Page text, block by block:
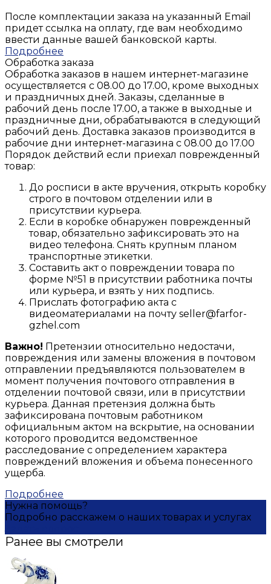
После комплектации заказа на указанный Email
придет ссылка на оплату, где вам необходимо
ввести данные вашей банковской карты.
Подробнее
Обработка заказа
Обработка заказов в нашем интернет-магазине
осуществляется с 08.00 до 17.00, кроме выходных
и праздничных дней. Заказы, сделанные в
рабочий день после 17.00, а также в выходные и
праздничные дни, обрабатываются в следующий
рабочий день. Доставка заказов производится в
рабочие дни интернет-магазина с 08.00 до 17.00
Порядок действий если приехал поврежденный
товар:
До росписи в акте вручения, открыть коробку
строго в почтовом отделении или в
присутствии курьера.
Если в коробке обнаружен поврежденный
товар, обязательно зафиксировать это на
видео телефона. Снять крупным планом
транспортные этикетки.
Составить акт о повреждении товара по
форме №51 в присутствии работника почты
или курьера, и взять у них подпись.
Прислать фотографию акта с
видеоматериалами на почту seller@farfor-
gzhel.com
Важно! Претензии относительно недостачи,
повреждения или замены вложения в почтовом
отправлении предъявляются пользователем в
момент получения почтового отправления в
отделении почтовой связи, или в присутствии
курьера. Данная претензия должна быть
зафиксирована почтовым работником
официальным актом на вскрытие, на основании
которого проводится ведомственное
расследование с определением характера
повреждений вложения и объема понесенного
ущерба.
Подробнее
Нужна помощь?
Подробно расскажем о наших товарах и услугах
Ранее вы смотрели